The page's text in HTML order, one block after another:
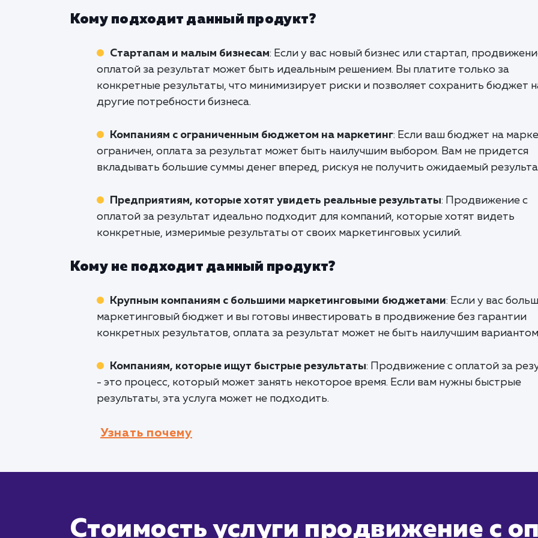
Кому подходит данный продукт?
Стартапам и малым бизнесам: Если у вас новый бизнес или стартап,
оплатой за результат может быть идеальным решением. Вы платите только за
конкретные результаты, что минимизирует риски и позволяет сохранить бюджет
другие потребности бизнеса.
Компаниям с ограниченным бюджетом на маркетинг: Если ваш бюджет на
ограничен, оплата за результат может быть наилучшим выбором. Вам не придется
вкладывать большие суммы денег вперед, рискуя не получить ожидаемый
Предприятиям, которые хотят увидеть реальные результаты: Продвижение с
оплатой за результат идеально подходит для компаний, которые хотят видеть
конкретные, измеримые результаты от своих маркетинговых усилий.
Кому не подходит данный продукт?
Крупным компаниям с большими маркетинговыми бюджетами: Если у вас
маркетинговый бюджет и вы готовы инвестировать в продвижение без гарантии
конкретных результатов, оплата за результат может не быть наилучшим
Компаниям, которые ищут быстрые результаты: Продвижение с оплатой за
- это процесс, который может занять некоторое время. Если вам нужны быстрые
результаты, эта услуга может не подходить.
Узнать почему
Стоимость услуги продвижение с